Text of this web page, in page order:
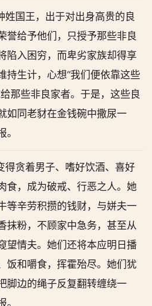
姓国王，出于对出身高贵的良
誉给予他们，只授予那些非良
陷入困穷，而卑劣家族却得享
持生计，心想“我们便依靠这些
那些非良家者。于是，这些良
如同老豺在金钱碗中撒尿一
得贪着男子、嗜好饮酒、喜好
食，成为破戒、行恶之人。她
等辛劳积攒的钱财，与姘夫一
抹粉，不顾家中急务，甚至从
望情夫。她们还将本应明日播
饭和嚼食，挥霍殆尽。她们犹
脚边的绳子反复翻转缠绕一